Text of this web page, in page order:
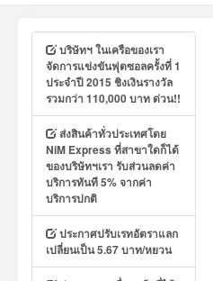
บริษัทฯ ในเครือของเรา
จัดการแข่งขันฟุตซอลครั้งที่ 1
ประจำปี 2015 ชิงเงินรางวัล
รวมกว่า 110,000 บาท ด่วน!!
ส่งสินค้าทั่วประเทศโดย
NiM Express ที่สาขาใดก็ได้
ของบริษัทฯเรา รับส่วนลดค่า
บริการทันที 5% จากค่า
บริการปกติ
ประกาศปรับเรทอัตราแลก
เปลี่ยนเป็น 5.67 บาท/หยวน